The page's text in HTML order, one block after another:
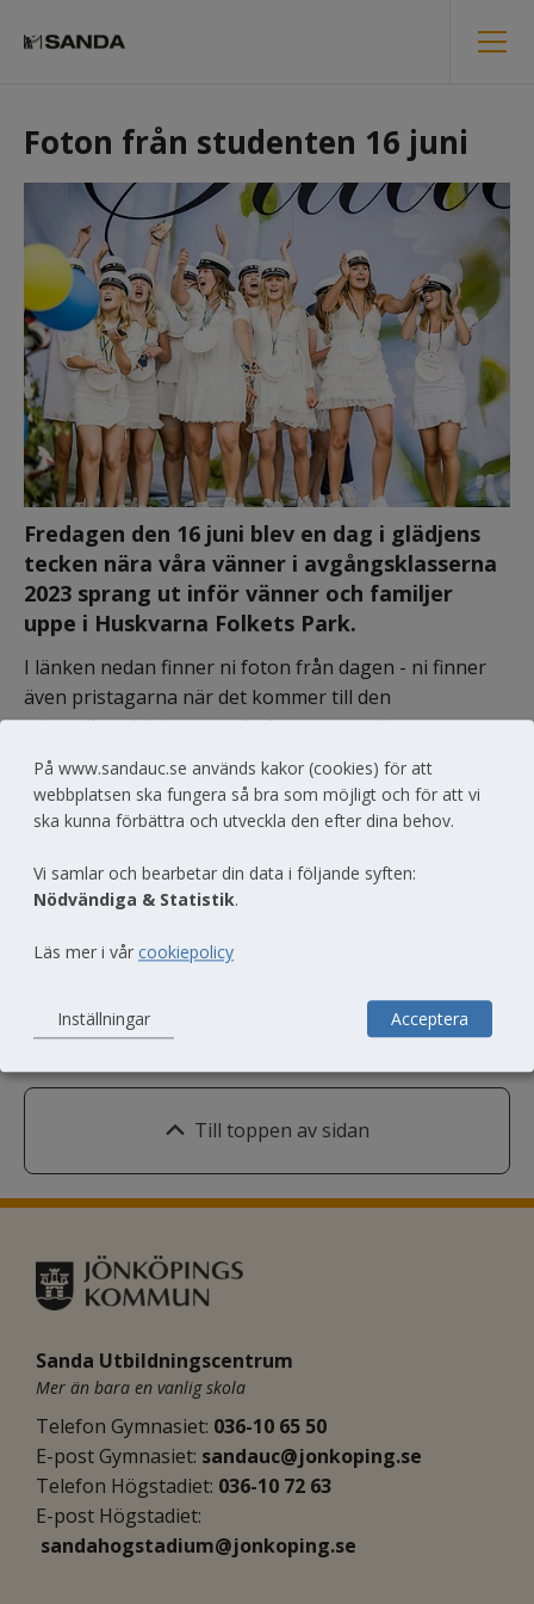
Foton från studenten 16 juni
Fredagen den 16 juni blev en dag i glädjens
tecken nära våra vänner i avgångsklasserna
2023 sprang ut inför vänner och familjer
uppe i Huskvarna Folkets Park.
I länken nedan finner ni foton från dagen - ni finner
även pristagarna när det kommer till den
stipendieutdelning som ägde rum uppe i
Kungsporten.
Studenten 2023
Länk till annan webbplats, öppnas i
Till toppen av sidan
Sanda Utbildningscentrum
Mer än bara en vanlig skola
Telefon Gymnasiet: 036-10 65 50
E-post Gymnasiet: sandauc@jonkoping.se
Telefon Högstadiet: 036-10 72 63
E-post Högstadiet:
sandahogstadium@jonkoping.se
På www.sandauc.se används kakor (cookies) för att
webbplatsen ska fungera så bra som möjligt och för att vi
ska kunna förbättra och utveckla den efter dina behov.
Vi samlar och bearbetar din data i följande syften:
Nödvändiga & Statistik.
Läs mer i vår cookiepolicy
Inställningar Acceptera